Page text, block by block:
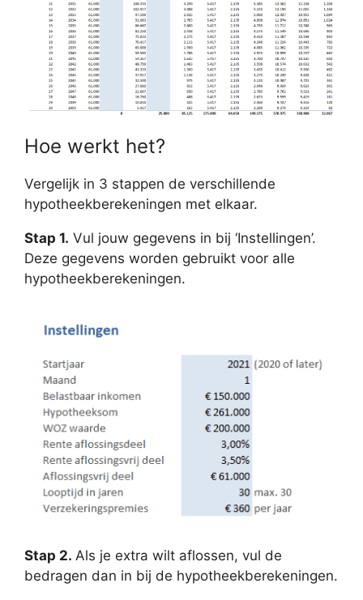
Hoe werkt het?
Vergelijk in 3 stappen de verschillende
hypotheekberekeningen met elkaar.
Stap 1. Vul jouw gegevens in bij ‘Instellingen’.
Deze gegevens worden gebruikt voor alle
hypotheekberekeningen.
Stap 2. Als je extra wilt aflossen, vul de
bedragen dan in bij de hypotheekberekeningen.